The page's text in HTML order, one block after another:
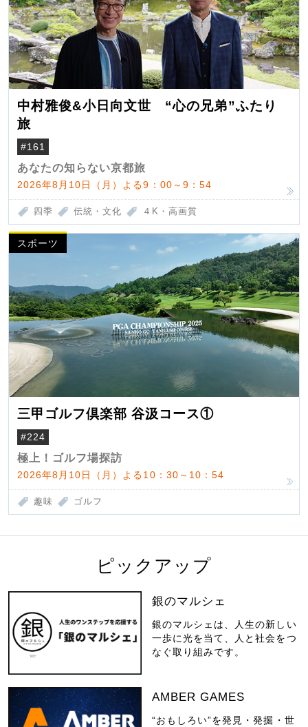
中村雅俊&小日向文世 “心の兄弟”ふたり
旅
#161
あなたの知らない京都旅
2026年8月10日（月）よる9：00～9：54
四季 伝統・文化 ４K・高画質
スポーツ
三甲ゴルフ倶楽部 谷汲コース①
#224
極上！ゴルフ場探訪
2026年8月10日（月）よる10：30～10：54
趣味 ゴルフ
ピックアップ
銀のマルシェ
銀のマルシェは、人生の新しい
一歩に光を当て、人と社会をつ
なぐ取り組みです。
AMBER GAMES
“おもしろい”を発見・発掘・世